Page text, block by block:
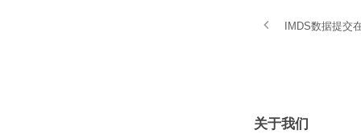
IMDS数据提
关于我们